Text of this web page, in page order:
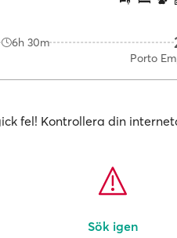
6h 30m
Porto
fel! Kontrollera din
Sök igen